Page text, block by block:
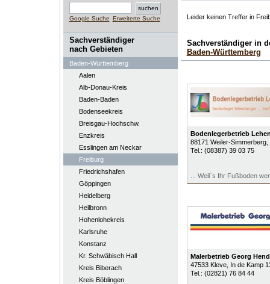
Google Suche Erweiterte Suche
Sachverständiger
nach Gebieten
Baden-Württemberg
Aalen
Alb-Donau-Kreis
Baden-Baden
Bodenseekreis
Breisgau-Hochschw.
Enzkreis
Esslingen am Neckar
Freiburg
Friedrichshafen
Göppingen
Heidelberg
Heilbronn
Hohenlohekreis
Karlsruhe
Konstanz
Kr. Schwäbisch Hall
Kreis Biberach
Kreis Böblingen
Leider keinen Treffer in
Sachverständiger in
Baden-Württemberg
Bodenlegerbetrieb
88171 Weiler-Simmerberg,
Tel.: (08387) 39 03 75
... Weil`s Ihr Fußboden
Malerbetrieb Georg
47533 Kleve, In de Kamp
Tel.: (02821) 76 84 44